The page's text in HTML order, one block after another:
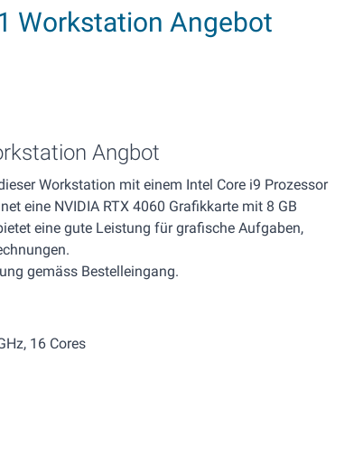
Workstation Angebot
Angbot
Workstation mit einem Intel Core i9 Prozessor
eine NVIDIA RTX 4060 Grafikkarte mit 8 GB
eine gute Leistung für grafische Aufgaben,
gemäss Bestelleingang.
16 Cores